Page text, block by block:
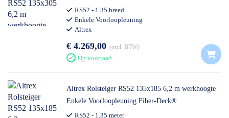
RS52 - 1.35 breed
Enkele Voorloopleuning
Altrex
€ 4.269,00 excl. BTW
Op voorraad
Altrex Rolsteiger RS52 135x185 6,2 m werkhoogte
Enkele Voorloopleuning Fiber-Deck®
RS52 - 1.35 meter